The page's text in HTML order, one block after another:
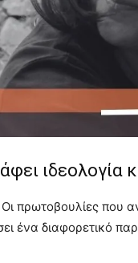
ιδεολογία
Οι πρωτοβουλίες που
ένα διαφορετικό